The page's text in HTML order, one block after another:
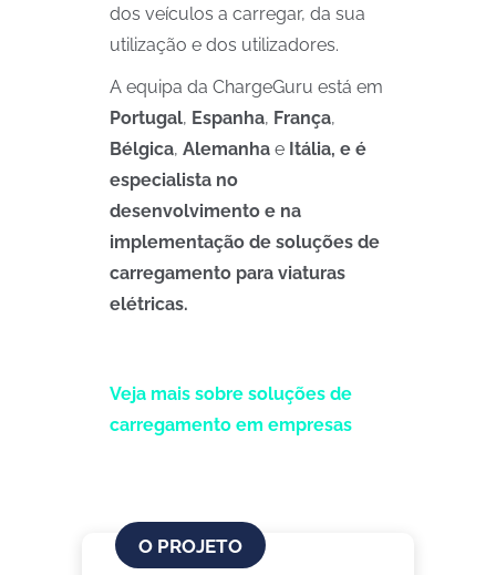
dos veículos a carregar, da sua
utilização e dos utilizadores.
A equipa da ChargeGuru está em
Portugal, Espanha, França,
Bélgica, Alemanha e Itália, e é
especialista no
desenvolvimento e na
implementação de soluções de
carregamento para viaturas
elétricas.
Veja mais sobre soluções de
carregamento em empresas
O PROJETO